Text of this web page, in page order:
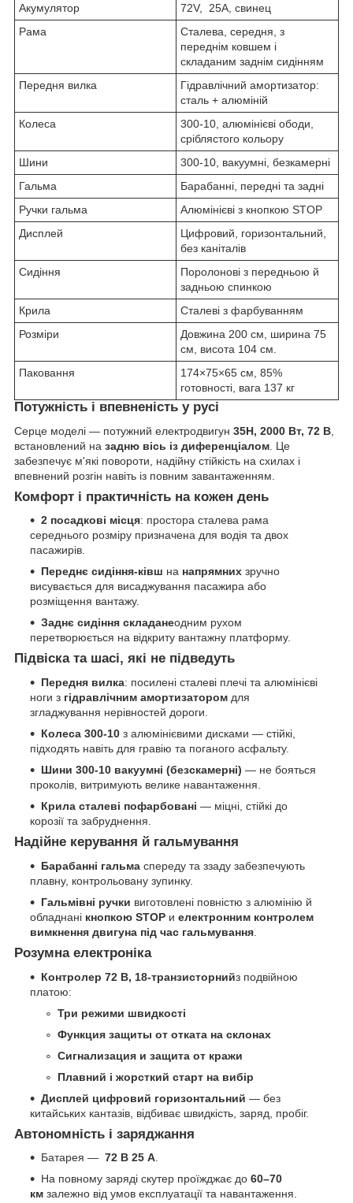
Акумулятор
72V, 25A, свинец
Рама
Сталева, середня, з
переднім ковшем і
складаним заднім сидінням
Передня вилка
Гідравлічний амортизатор:
сталь + алюміній
Колеса
300-10, алюмінієві ободи,
сріблястого кольору
Шини
300-10, вакуумні, безкамерні
Гальма
Барабанні, передні та задні
Ручки гальма
Алюмінієві з кнопкою STOP
Дисплей
Цифровий, горизонтальний,
без каніталів
Сидіння
Поролонові з передньою й
задньою спинкою
Крила
Сталеві з фарбуванням
Розміри
Довжина 200 см, ширина 75
см, висота 104 см.
Паковання
174×75×65 см, 85%
готовності, вага 137 кг
Потужність і впевненість у русі
Серце моделі — потужний електродвигун 35H, 2000 Вт, 72 В
встановлений на задню вісь із диференціалом . Це
забезпечує м'які повороти, надійну стійкість на схилах і
впевнений розгін навіть із повним завантаженням.
Комфорт і практичність на кожен день
2 посадкові місця: простора сталева рама
середнього розміру призначена для водія та двох
пасажирів.
Переднє сидіння-ківш на напрямних зручно
висувається для висаджування пасажира або
розміщення вантажу.
Заднє сидіння складанеодним рухом
перетворюється на відкриту вантажну платформу.
Підвіска та шасі, які не підведуть
Передня вилка: посилені сталеві плечі та алюмінієві
ноги з гідравлічним амортизатором для
згладжування нерівностей дороги.
Колеса 300-10 з алюмінієвими дисками — стійкі,
підходять навіть для гравію та поганого асфальту.
Шини 300-10 вакуумні (безскамерні) — не бояться
проколів, витримують велике навантаження.
Крила сталеві пофарбовані — міцні, стійкі до
корозії та забруднення.
Надійне керування й гальмування
Барабанні гальма спереду та ззаду забезпечують
плавну, контрольовану зупинку.
Гальмівні ручки виготовлені повністю з алюмінію й
обладнані кнопкою STOP и електронним контролем
вимкнення двигуна під час гальмування
Розумна електроніка
Контролер 72 В, 18-транзисторнийз подвійною
платою:
Три режими швидкості
Функция защиты от отката на склонах
Сигнализация и защита от кражи
Плавний і жорсткий старт на вибір
Дисплей цифровий горизонтальний — без
китайських кантазів, відбиває швидкість, заряд, пробіг.
Автономність і заряджання
Батарея — 72 В 25 А.
На повному заряді скутер проїжджає до 60–70
км залежно від умов експлуатації та навантаження.